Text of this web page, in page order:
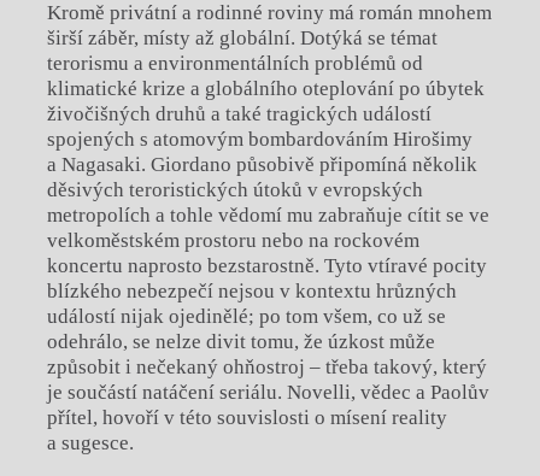
Kromě privátní a rodinné roviny má román mnohem
širší záběr, místy až globální. Dotýká se témat
terorismu a environmentálních problémů od
klimatické krize a globálního oteplování po úbytek
živočišných druhů a také tragických událostí
spojených s atomovým bombardováním Hirošimy
a Nagasaki. Giordano působivě připomíná několik
děsivých teroristických útoků v evropských
metropolích a tohle vědomí mu zabraňuje cítit se ve
velkoměstském prostoru nebo na rockovém
koncertu naprosto bezstarostně. Tyto vtíravé pocity
blízkého nebezpečí nejsou v kontextu hrůzných
událostí nijak ojedinělé; po tom všem, co už se
odehrálo, se nelze divit tomu, že úzkost může
způsobit i nečekaný ohňostroj – třeba takový, který
je součástí natáčení seriálu. Novelli, vědec a Paolův
přítel, hovoří v této souvislosti o mísení reality
a sugesce.